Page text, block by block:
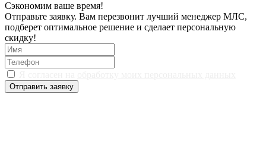
Сэкономим ваше время!
Отправьте заявку. Вам перезвонит лучший менеджер МЛС,
подберет оптимальное решение и сделает персональную
скидку!
Отправить заявку